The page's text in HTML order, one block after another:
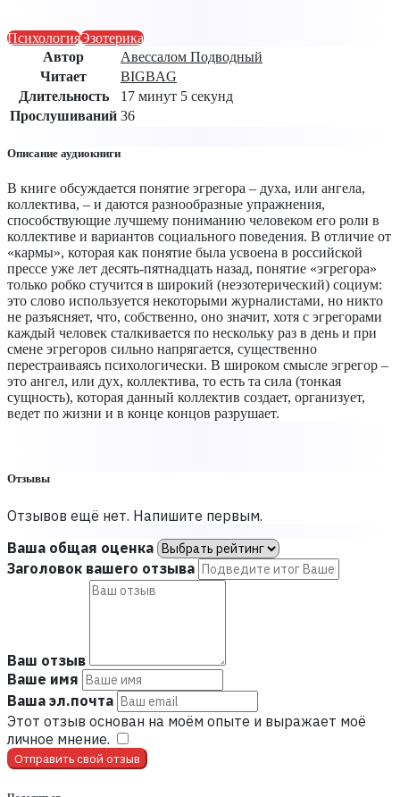
ПсихологияЭзотерика
Автор
Авессалом Подводный
Читает
BIGBAG
Длительность
17 минут 5 секунд
Прослушиваний 36
Описание аудиокниги
В книге обсуждается понятие эгрегора – духа, или ангела,
коллектива, – и даются разнообразные упражнения,
способствующие лучшему пониманию человеком его роли в
коллективе и вариантов социального поведения. В отличие от
«кармы», которая как понятие была усвоена в российской
прессе уже лет десять-пятнадцать назад, понятие «эгрегора»
только робко стучится в широкий (неэзотерический) социум:
это слово используется некоторыми журналистами, но никто
не разъясняет, что, собственно, оно значит, хотя с эгрегорами
каждый человек сталкивается по нескольку раз в день и при
смене эгрегоров сильно напрягается, существенно
перестраиваясь психологически. В широком смысле эгрегор –
это ангел, или дух, коллектива, то есть та сила (тонкая
сущность), которая данный коллектив создает, организует,
ведет по жизни и в конце концов разрушает.
Отзывы
Отзывов ещё нет. Напишите первым.
Ваша общая оценка
Заголовок вашего отзыва
Ваш отзыв
Ваше имя
Ваша эл.почта
Этот отзыв основан на моём опыте и выражает моё
личное мнение.
Отправить свой отзыв